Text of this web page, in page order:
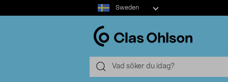
Select
market
Sweden